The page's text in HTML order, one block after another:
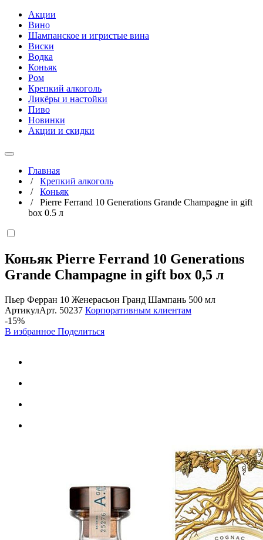
Акции
Вино
Шампанское и игристые вина
Виски
Водка
Коньяк
Ром
Крепкий алкоголь
Ликёры и настойки
Пиво
Новинки
Акции и скидки
Главная
/ Крепкий алкоголь
/ Коньяк
/ Pierre Ferrand 10 Generations Grande Champagne in gift
box 0.5 л
Коньяк Pierre Ferrand 10 Generations
Grande Champagne in gift box 0,5 л
Пьер Ферран 10 Женерасьон Гранд Шампань 500 мл
АртикулАрт. 50237 Корпоративным клиентам
-15%
В избранное Поделиться